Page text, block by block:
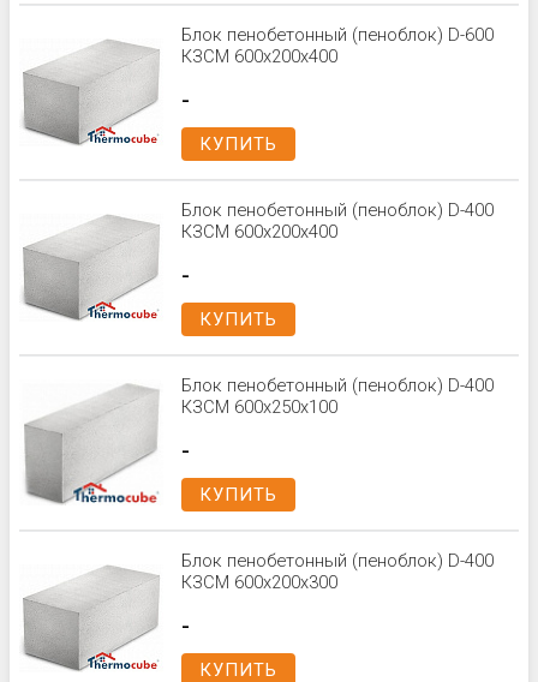
Блок пенобетонный (пеноблок) D-600
КЗСМ 600x200x400
-
КУПИТЬ
Блок пенобетонный (пеноблок) D-400
КЗСМ 600x200x400
-
КУПИТЬ
Блок пенобетонный (пеноблок) D-400
КЗСМ 600x250x100
-
КУПИТЬ
Блок пенобетонный (пеноблок) D-400
КЗСМ 600x200x300
-
КУПИТЬ